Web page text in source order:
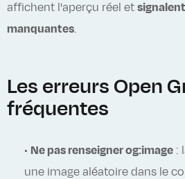
affichent l'aperçu réel et
manquantes.
Les erreurs Open
fréquentes
• Ne pas renseigner og:image :
une image aléatoire dans le